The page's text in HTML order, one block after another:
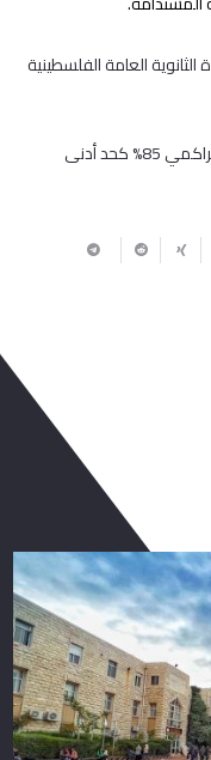
العامة الفلسطينية
المحافظة على معدل تراكمي 85% كحد أدنى